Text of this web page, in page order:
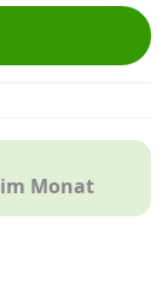
im Monat